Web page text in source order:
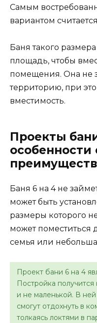
Самым
вариантом
Баня такого
площадь, чтобы
помещения. Она не
территорию, при
вместимость.
Проекты
особенности
Баня 6 на 4 не
может быть
размеры которого
может поместиться
семья или
Проект бани 6 на 4
Постройка
и не маленькой. В
смогут отдохнуть в
толкаясь локтями в